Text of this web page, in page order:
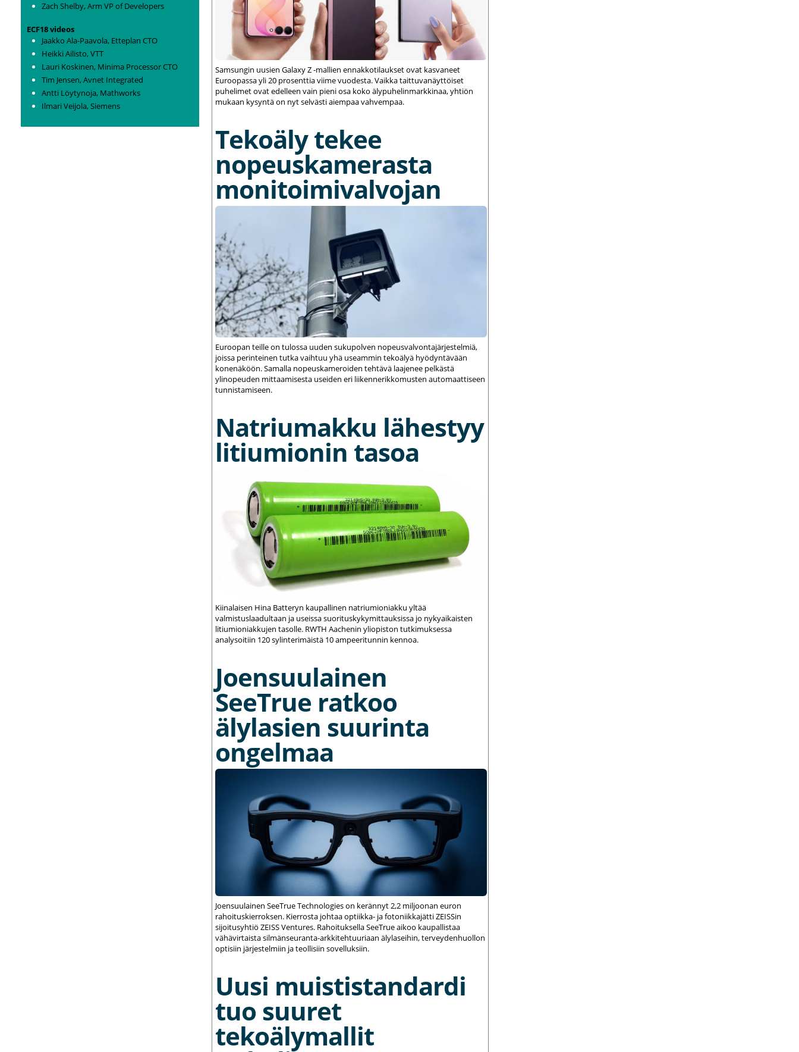
Zach Shelby, Arm VP of Developers
ECF18 videos
Jaakko Ala-Paavola, Etteplan CTO
Heikki Ailisto, VTT
Lauri Koskinen, Minima Processor CTO
Tim Jensen, Avnet Integrated
Antti Löytynoja, Mathworks
Ilmari Veijola, Siemens
Samsungin uusien Galaxy Z -mallien ennakkotilaukset ovat kasvaneet
Euroopassa yli 20 prosenttia viime vuodesta. Vaikka taittuvanäyttöiset
puhelimet ovat edelleen vain pieni osa koko älypuhelinmarkkinaa, yhtiön
mukaan kysyntä on nyt selvästi aiempaa vahvempaa.
Tekoäly tekee
nopeuskamerasta
monitoimivalvojan
Euroopan teille on tulossa uuden sukupolven nopeusvalvontajärjestelmiä,
joissa perinteinen tutka vaihtuu yhä useammin tekoälyä hyödyntävään
konenäköön. Samalla nopeuskameroiden tehtävä laajenee pelkästä
ylinopeuden mittaamisesta useiden eri liikennerikkomusten automaattiseen
tunnistamiseen.
Natriumakku lähestyy
litiumionin tasoa
Kiinalaisen Hina Batteryn kaupallinen natriumioniakku yltää
valmistuslaadultaan ja useissa suorituskykymittauksissa jo nykyaikaisten
litiumioniakkujen tasolle. RWTH Aachenin yliopiston tutkimuksessa
analysoitiin 120 sylinterimäistä 10 ampeeritunnin kennoa.
Joensuulainen
SeeTrue ratkoo
älylasien suurinta
ongelmaa
Joensuulainen SeeTrue Technologies on kerännyt 2,2 miljoonan euron
rahoituskierroksen. Kierrosta johtaa optiikka- ja fotoniikkajätti ZEISSin
sijoitusyhtiö ZEISS Ventures. Rahoituksella SeeTrue aikoo kaupallistaa
vähävirtaista silmänseuranta-arkkitehtuuriaan älylaseihin, terveydenhuollon
optisiin järjestelmiin ja teollisiin sovelluksiin.
Uusi muististandardi
tuo suuret
tekoälymallit